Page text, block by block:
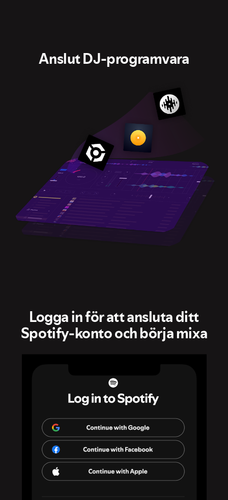
Anslut DJ‑programvara
Logga in för att ansluta ditt
Spotify‑konto och börja mixa